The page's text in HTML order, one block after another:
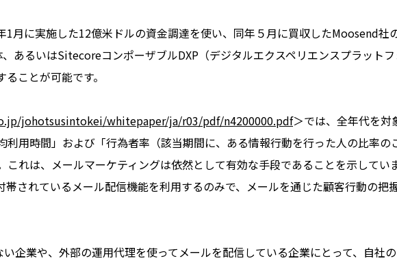
に実施した12億米ドルの資金調達を使い、同年５月に買収したMoosend社
あるいはSitecoreコンポーザブルDXP（デジタルエクスペリエンスプラット
ことが可能です。
johotsusintokei/whitepaper/ja/r03/pdf/n4200000.pdf＞では、全年代を対
用時間」および「行為者率（該当期間に、ある情報行動を行った人の比率の
れは、メールマーケティングは依然として有効な手段であることを示してい
されているメール配信機能を利用するのみで、メールを通じた顧客行動の把
企業や、外部の運用代理を使ってメールを配信している企業にとって、自社